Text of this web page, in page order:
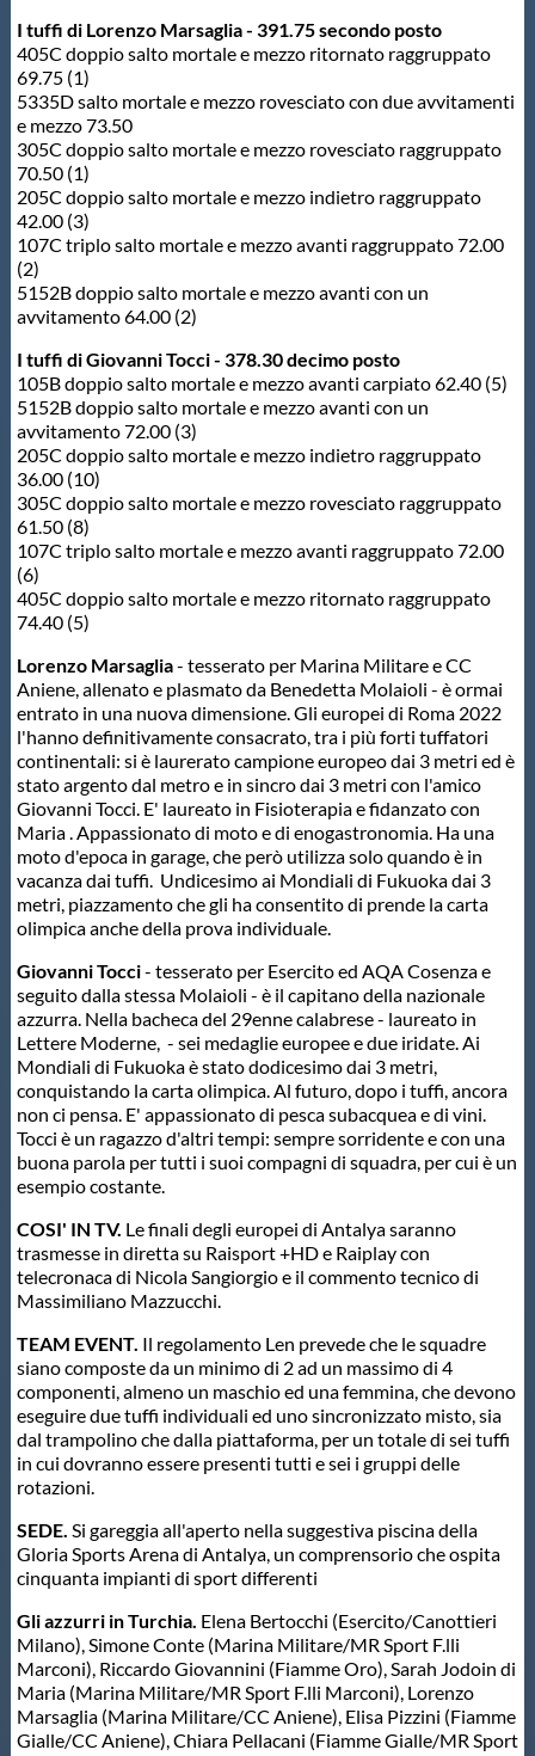
I tuffi di Lorenzo Marsaglia - 391.75 secondo posto
405C doppio salto mortale e mezzo ritornato raggruppato
69.75 (1)
5335D salto mortale e mezzo rovesciato con due avvitamenti
e mezzo 73.50
305C doppio salto mortale e mezzo rovesciato raggruppato
70.50 (1)
205C doppio salto mortale e mezzo indietro raggruppato
42.00 (3)
107C triplo salto mortale e mezzo avanti raggruppato 72.00
(2)
5152B doppio salto mortale e mezzo avanti con un
avvitamento 64.00 (2)
I tuffi di Giovanni Tocci - 378.30 decimo posto
105B doppio salto mortale e mezzo avanti carpiato 62.40 (5)
5152B doppio salto mortale e mezzo avanti con un
avvitamento 72.00 (3)
205C doppio salto mortale e mezzo indietro raggruppato
36.00 (10)
305C doppio salto mortale e mezzo rovesciato raggruppato
61.50 (8)
107C triplo salto mortale e mezzo avanti raggruppato 72.00
(6)
405C doppio salto mortale e mezzo ritornato raggruppato
74.40 (5)
Lorenzo Marsaglia- tesserato per Marina Militare e CC
Aniene, allenato e plasmato da Benedetta Molaioli - è ormai
entrato in una nuova dimensione. Gli europei di Roma 2022
l'hanno definitivamente consacrato, tra i più forti tuffatori
continentali: si è laurerato campione europeo dai 3 metri ed è
stato argento dal metro e in sincro dai 3 metri con l'amico
Giovanni Tocci. E' laureato in Fisioterapia e fidanzato con
Maria . Appassionato di moto e di enogastronomia. Ha una
moto d'epoca in garage, che però utilizza solo quando è in
vacanza dai tuffi. Undicesimo ai Mondiali di Fukuoka dai 3
metri, piazzamento che gli ha consentito di prende la carta
olimpica anche della prova individuale.
Giovanni Tocci- tesserato per Esercito ed AQA Cosenza e
seguito dalla stessa Molaioli - è il capitano della nazionale
azzurra. Nella bacheca del 29enne calabrese - laureato in
Lettere Moderne, - sei medaglie europee e due iridate. Ai
Mondiali di Fukuoka è stato dodicesimo dai 3 metri,
conquistando la carta olimpica. Al futuro, dopo i tuffi, ancora
non ci pensa. E' appassionato di pesca subacquea e di vini.
Tocci è un ragazzo d'altri tempi: sempre sorridente e con una
buona parola per tutti i suoi compagni di squadra, per cui è un
esempio costante.
COSI' IN TV. Le finali degli europei di Antalya saranno
trasmesse in diretta su Raisport +HD e Raiplay con
telecronaca di Nicola Sangiorgio e il commento tecnico di
Massimiliano Mazzucchi.
TEAM EVENT. Il regolamento Len prevede che le squadre
siano composte da un minimo di 2 ad un massimo di 4
componenti, almeno un maschio ed una femmina, che devono
eseguire due tuffi individuali ed uno sincronizzato misto, sia
dal trampolino che dalla piattaforma, per un totale di sei tuffi
in cui dovranno essere presenti tutti e sei i gruppi delle
rotazioni.
SEDE. Si gareggia all'aperto nella suggestiva piscina della
Gloria Sports Arena di Antalya, un comprensorio che ospita
cinquanta impianti di sport differenti
Gli azzurri in Turchia. Elena Bertocchi (Esercito/Canottieri
Milano), Simone Conte (Marina Militare/MR Sport F.lli
Marconi), Riccardo Giovannini (Fiamme Oro), Sarah Jodoin di
Maria (Marina Militare/MR Sport F.lli Marconi), Lorenzo
Marsaglia (Marina Militare/CC Aniene), Elisa Pizzini (Fiamme
Gialle/CC Aniene), Chiara Pellacani (Fiamme Gialle/MR Sport